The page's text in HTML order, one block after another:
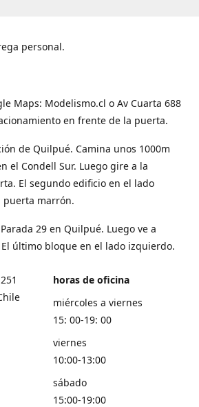
personal.
Maps: Modelismo.cl o Av Cuarta 688
en frente de la puerta.
de Quilpué. Camina unos 1000m
el Condell Sur. Luego gire a la
El segundo edificio en el lado
puerta marrón.
29 en Quilpué. Luego ve a
último bloque en el lado izquierdo.
horas de oficina
miércoles a viernes
15: 00-19: 00
viernes
10:00-13:00
sábado
15:00-19:00